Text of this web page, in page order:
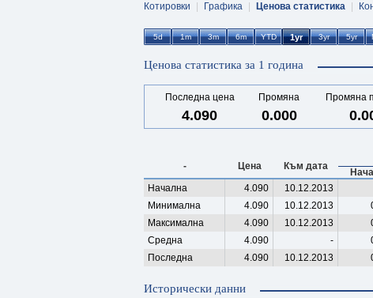
Котировки Графика Ценова статистика
Ценова статистика за 1 година
Последна цена Промяна Промяна
4.090 0.000
- Цена Към дата
Начална
4.090 10.12.2013
Минимална
4.090 10.12.2013
Максимална
4.090 10.12.2013
Средна
4.090 -
Последна
4.090 10.12.2013
Исторически данни